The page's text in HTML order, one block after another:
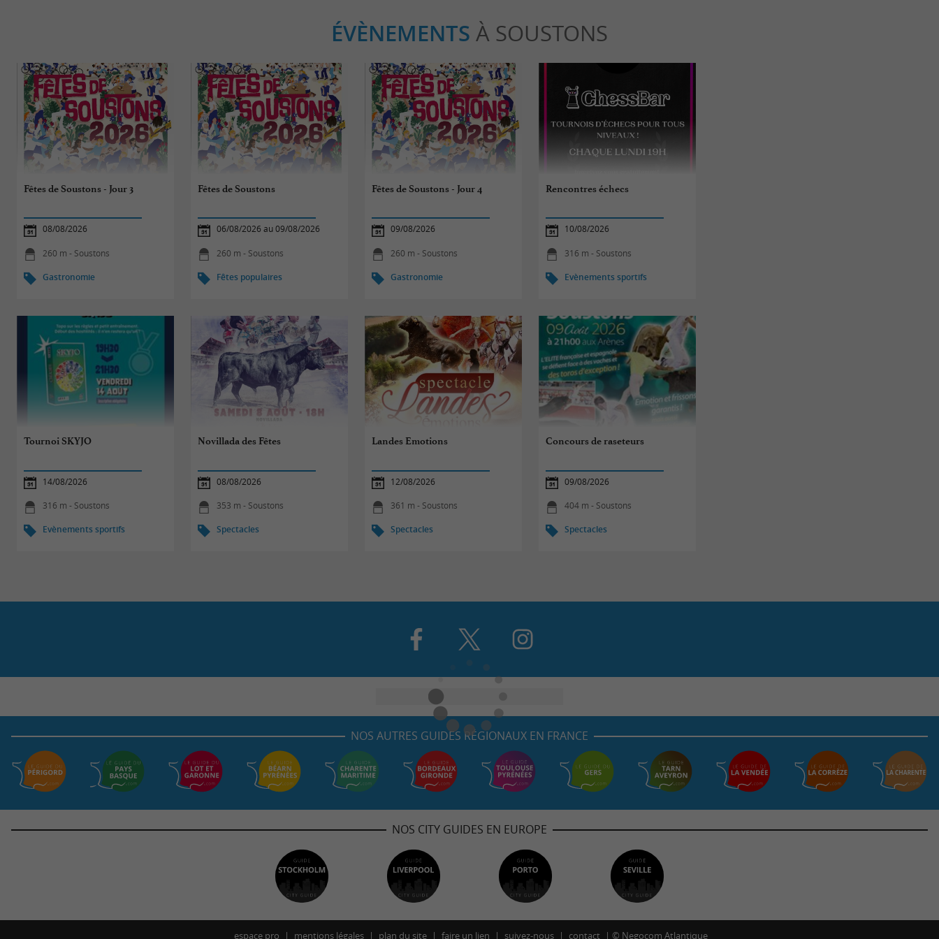
ÉVÈNEMENTS À SOUSTONS
Fêtes de Soustons - Jour 3
08/08/2026
260 m - Soustons
Gastronomie
Fêtes de Soustons
06/08/2026 au 09/08/2026
260 m - Soustons
Fêtes populaires
Fêtes de Soustons - Jour 4
09/08/2026
260 m - Soustons
Gastronomie
Rencontres échecs
10/08/2026
316 m - Soustons
Evènements sportifs
Tournoi SKYJO
14/08/2026
316 m - Soustons
Evènements sportifs
Novillada des Fêtes
08/08/2026
353 m - Soustons
Spectacles
Landes Emotions
12/08/2026
361 m - Soustons
Spectacles
Concours de raseteurs
09/08/2026
404 m - Soustons
Spectacles
NOS AUTRES GUIDES RÉGIONAUX EN FRANCE
NOS CITY GUIDES EN EUROPE
espace pro mentions légales plan du site faire un lien suivez-nous contact © Negocom Atlantique